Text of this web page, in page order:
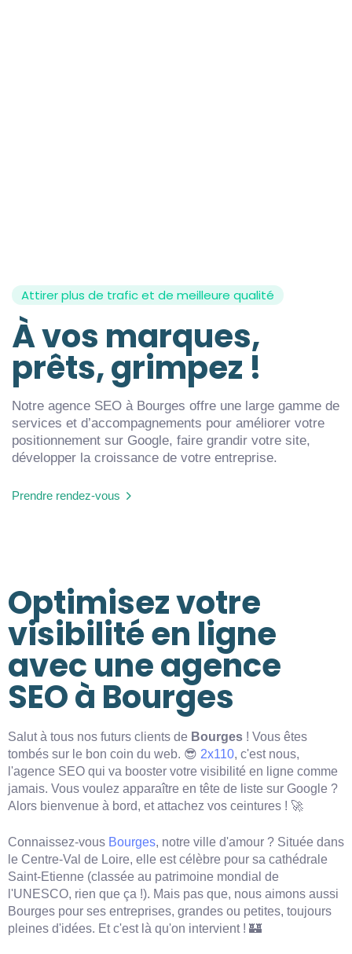
Attirer plus de trafic et de meilleure qualité
À vos marques,
prêts, grimpez !
Notre agence SEO à Bourges offre une large gamme de
services et d’accompagnements pour améliorer votre
positionnement sur Google, faire grandir votre site,
développer la croissance de votre entreprise.
Prendre rendez-vous
Optimisez votre
visibilité en ligne
avec une agence
SEO à Bourges
Salut à tous nos futurs clients de Bourges ! Vous êtes
tombés sur le bon coin du web. 😎 2x110, c'est nous,
l'agence SEO qui va booster votre visibilité en ligne comme
jamais. Vous voulez apparaître en tête de liste sur Google ?
Alors bienvenue à bord, et attachez vos ceintures ! 🚀
Connaissez-vous Bourges, notre ville d'amour ? Située dans
le Centre-Val de Loire, elle est célèbre pour sa cathédrale
Saint-Etienne (classée au patrimoine mondial de
l'UNESCO, rien que ça !). Mais pas que, nous aimons aussi
Bourges pour ses entreprises, grandes ou petites, toujours
pleines d'idées. Et c'est là qu'on intervient ! 🏰